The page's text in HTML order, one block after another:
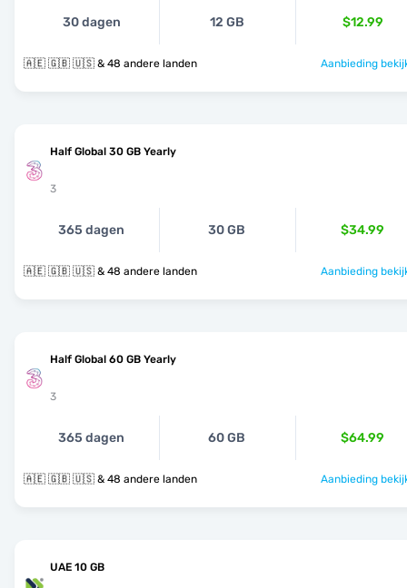
30 dagen 12 GB $12.99
🇦🇪 🇬🇧 🇺🇸 & 48 andere landen Aanbieding
Half Global 30 GB Yearly
3
365 dagen 30 GB $34.99
🇦🇪 🇬🇧 🇺🇸 & 48 andere landen Aanbieding
Half Global 60 GB Yearly
3
365 dagen 60 GB $64.99
🇦🇪 🇬🇧 🇺🇸 & 48 andere landen Aanbieding
UAE 10 GB